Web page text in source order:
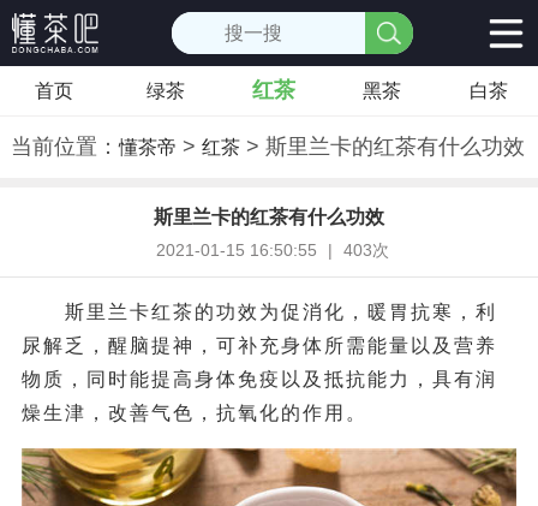
首页 绿茶 红茶 黑茶 白茶
当前位置：懂茶帝 > 红茶> 斯里兰卡的红茶有什么功效
斯里兰卡的红茶有什么功效
2021-01-15 16:50:55 | 403次
斯里兰卡红茶的功效为促消化，暖胃抗寒，利
尿解乏，醒脑提神，可补充身体所需能量以及营养
物质，同时能提高身体免疫以及抵抗能力，具有润
燥生津，改善气色，抗氧化的作用。